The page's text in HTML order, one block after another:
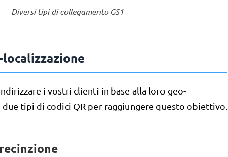
Diversi tipi di collegamento GS1
i vostri clienti in base alla loro geo-
due tipi di codici QR per raggiungere questo obiettivo.